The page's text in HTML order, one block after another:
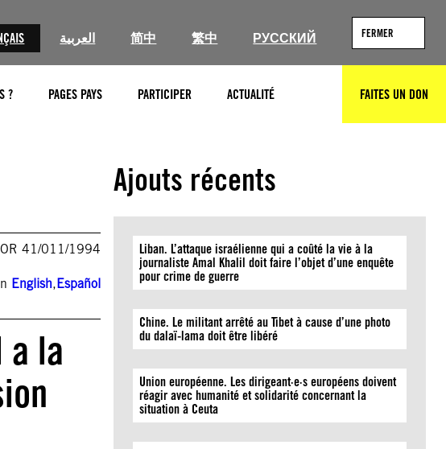
العربية 简中 繁中 РУССКИЙ FERMER
? PAGES PAYS PARTICIPER ACTUALITÉ RECHERCHERFAITES UN DON
41/011/1994
English,Español
a la
Ajouts récents
Liban. L’attaque israélienne qui a coûté la vie à la
journaliste Amal Khalil doit faire l’objet d’une enquête
pour crime de guerre
Chine. Le militant arrêté au Tibet à cause d’une photo
du dalaï-lama doit être libéré
Union européenne. Les dirigeant·e·s européens doivent
réagir avec humanité et solidarité concernant la
situation à Ceuta